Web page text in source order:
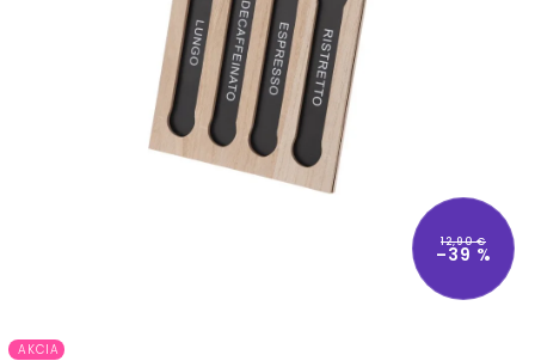
12,90 €
–39 %
AKCIA